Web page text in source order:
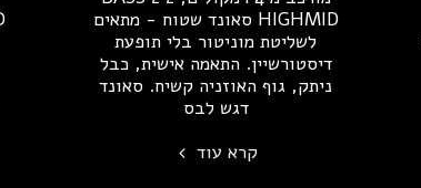
HIGHMID סאונד שטוח - מתאים
לשליטת מוניטור בלי תופעת
דיסטורשיין. התאמה אישית, כבל
ניתק, גוף האוזניה קשיח. סאונד
דגש לבס
קרא עוד